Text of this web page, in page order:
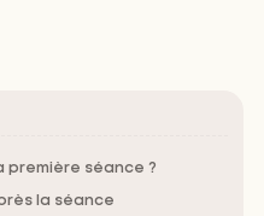
première séance ?
la séance